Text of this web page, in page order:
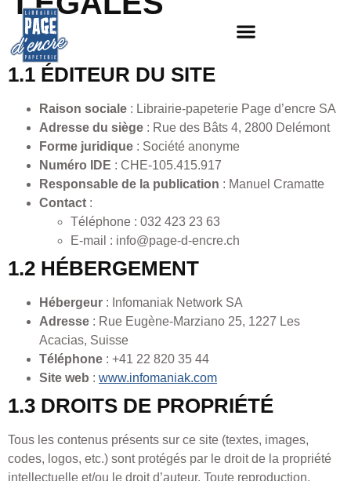
Dernière mise à jour
1.1 ÉDITEUR DU SITE
Raison sociale : Librairie-papeterie Page d’encre SA
Adresse du siège : Rue des Bâts 4, 2800 Delémont
Forme juridique : Société anonyme
Numéro IDE : CHE-105.415.917
Responsable de la publication : Manuel Cramatte
Contact :
Téléphone : 032 423 23 63
E-mail : info@page-d-encre.ch
1.2 HÉBERGEMENT
Hébergeur : Infomaniak Network SA
Adresse : Rue Eugène-Marziano 25, 1227 Les
Acacias, Suisse
Téléphone : +41 22 820 35 44
Site web : www.infomaniak.com
1.3 DROITS DE PROPRIÉTÉ
Tous les contenus présents sur ce site (textes, images,
codes, logos, etc.) sont protégés par le droit de la propriété
intellectuelle et/ou le droit d’auteur. Toute reproduction,